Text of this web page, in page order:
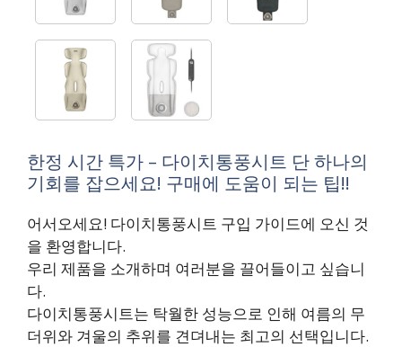
한정 시간 특가 – 다이치통풍시트 단 하나의
기회를 잡으세요! 구매에 도움이 되는 팁!!
어서오세요! 다이치통풍시트 구입 가이드에 오신 것
을 환영합니다.
우리 제품을 소개하며 여러분을 끌어들이고 싶습니
다.
다이치통풍시트는 탁월한 성능으로 인해 여름의 무
더위와 겨울의 추위를 견뎌내는 최고의 선택입니다.